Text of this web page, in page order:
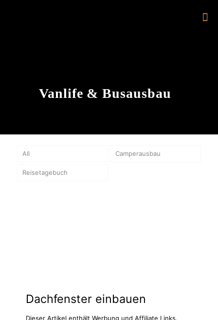
Vanlife & Busausbau
All Camperausbau
Reisetagebuch
Dachfenster einbauen
Dieser Artikel enthält Werbung und Affiliate Links.